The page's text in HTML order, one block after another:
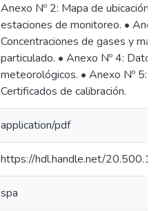
Anexo Nº 2: Mapa de ubicación
estaciones de monitoreo. •
Concentraciones de gases y
particulado. • Anexo Nº 4: Datos
meteorológicos. • Anexo Nº 5:
Certificados de calibración.
application/pdf
https://hdl.handle.net/
spa